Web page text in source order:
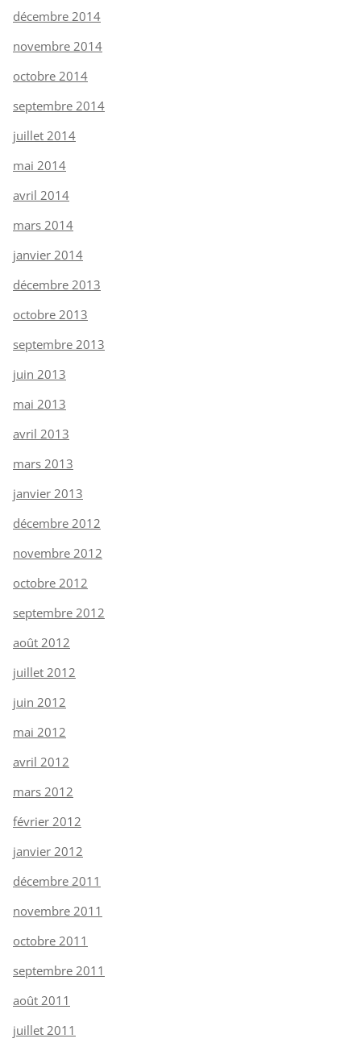
décembre 2014
novembre 2014
octobre 2014
septembre 2014
juillet 2014
mai 2014
avril 2014
mars 2014
janvier 2014
décembre 2013
octobre 2013
septembre 2013
juin 2013
mai 2013
avril 2013
mars 2013
janvier 2013
décembre 2012
novembre 2012
octobre 2012
septembre 2012
août 2012
juillet 2012
juin 2012
mai 2012
avril 2012
mars 2012
février 2012
janvier 2012
décembre 2011
novembre 2011
octobre 2011
septembre 2011
août 2011
juillet 2011